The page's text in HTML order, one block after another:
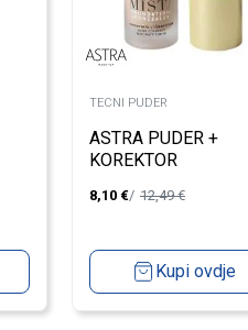
TECNI PUDER
ASTRA PUDER +
KOREKTOR
2
8,10 € 12,49€
Kupi ovdje